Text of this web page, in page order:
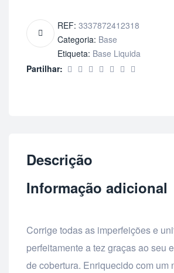
REF: 3337872412318
Categoria: Base
Etiqueta: Base Liquida
Partilhar:
Descrição
Informação adicional
Corrige todas as imperfeições e
perfeitamente a tez graças ao seu
de cobertura. Enriquecido com um